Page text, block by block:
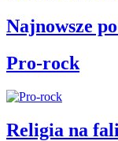
Najnowsze
Pro-rock
Religia na fali